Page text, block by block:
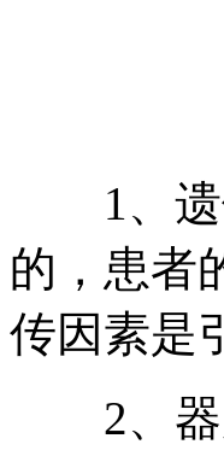
1、遗
的，患者
传因素是
2、器